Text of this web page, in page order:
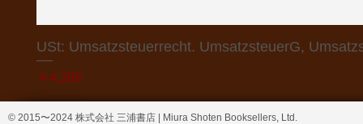
USt: Umsatzsteuerrecht. UmsatzsteuerG,
価格
￥4,368
© 2015〜2024 株式会社 三浦書店 | Miura Shoten Booksellers, Ltd.